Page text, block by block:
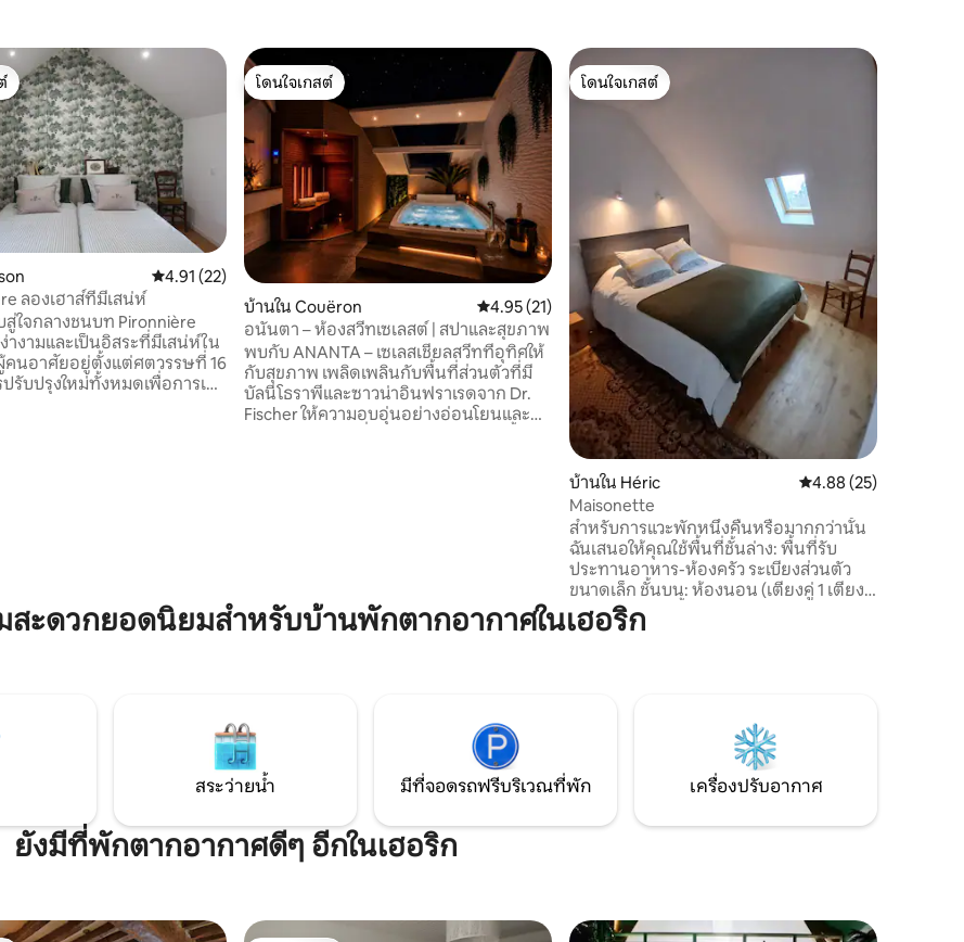
รีวิว
คะแนนเฉลี่ย 4.91 จาก 5, 22 รีวิว
4.91 (22)
La Pironnière ลองเฮาส์ที่มีเสน่ห์
ใจกลางชนบท Pironnière
างามและเป็นอิสระที่มีเสน่ห์ใน
นอาศัยอยู่ตั้งแต่ศตวรรษที่ 16
รับปรุงใหม่ทั้งหมดเพื่อการเข้า
โดนใจเกสต์
โดนใจเกสต์
บ้านใน Couëron คะแนนเฉลี่ย 4.95 จาก 5, 21 รีวิว
4.95 (21)
อนันตา – ห้องสวีทเซเลสต์ | สปาและสุขภาพ
พบกับ ANANTA – เซเลสเชียลสวีทที่อุทิศให้
กับสุขภาพ เพลิดเพลินกับพื้นที่ส่วนตัวที่มี
บัลนีโธราพีและซาวน่าอินฟราเรดจาก Dr.
Fischer ให้ความอบอุ่นอย่างอ่อนโยนและ
โดนใจเกสต์
โดนใจเกสต์
บ้านใน Héric คะแนนเฉลี่ย 4.88 จาก
4.88 (25)
Maisonette
สำหรับการแวะพักหนึ่งคืนหรือมากกว่านั้น
ฉันเสนอให้คุณใช้พื้นที่ชั้นล่าง: พื้นที่รับ
ประทานอาหาร-ห้องครัว ระเบียงส่วนตัว
ขนาดเล็ก ชั้นบน: ห้องนอน (เตียงคู่ 1 เตียง
160x200) ห้องน้ำพร้อมฝักบัวและ
อ่างล้างหน้าขนาดใหญ่ โถสุขภัณฑ์แยกต่าง
กม. ในนอร์ต/เออร์เดอร์
สะดวกยอดนิยมสำหรับบ้านพักตากอากาศในเฮอริก
สระว่ายน้ำ มีที่จอดรถฟรีบริเวณที่พัก เครื่องปรับอากาศ
ยังมีที่พักตากอากาศดีๆ อีกในเฮอริก